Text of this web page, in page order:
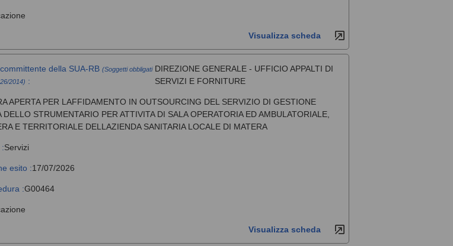
Visualizza scheda
della SUA-RB (Soggetti obbligati
2014) :
DIREZIONE GENERALE - UFFICIO APPALTI DI
SERVIZI E FORNITURE
APERTA PER LAFFIDAMENTO IN OUTSOURCING DEL SERVIZIO DI GESTIONE
DELLO STRUMENTARIO PER ATTIVITA DI SALA OPERATORIA ED AMBULATORIALE,
E TERRITORIALE DELLAZIENDA SANITARIA LOCALE DI MATERA
Servizi
esito :17/07/2026
:G00464
Visualizza scheda